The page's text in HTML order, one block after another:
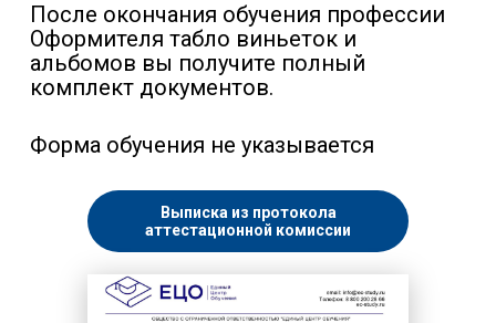
После окончания обучения профессии
Оформителя табло виньеток и
альбомов вы получите полный
комплект документов.
Форма обучения не указывается
Выписка из протокола
аттестационной комиссии